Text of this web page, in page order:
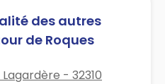
des autres
de Roques
- 32310